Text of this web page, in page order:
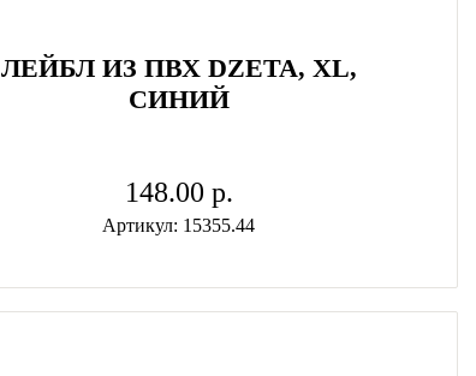
ЛЕЙБЛ ИЗ ПВХ DZETA, ХL,
СИНИЙ
148.00 p.
Артикул: 15355.44